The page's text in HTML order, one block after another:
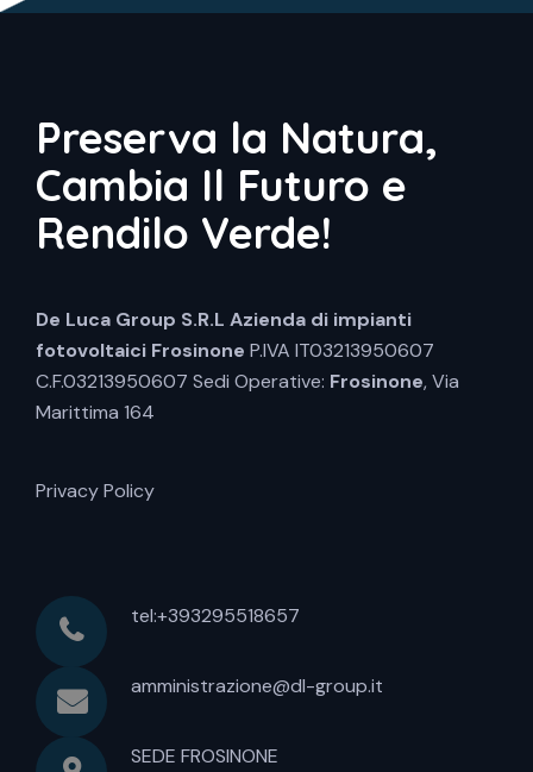
Preserva la Natura,
Cambia Il Futuro e
Rendilo Verde!
De Luca Group S.R.L Azienda di impianti
fotovoltaici Frosinone P.IVA IT03213950607
C.F.03213950607 Sedi Operative: Frosinone, Via
Marittima 164
Privacy Policy
tel:+393295518657
amministrazione@dl-group.it
SEDE FROSINONE